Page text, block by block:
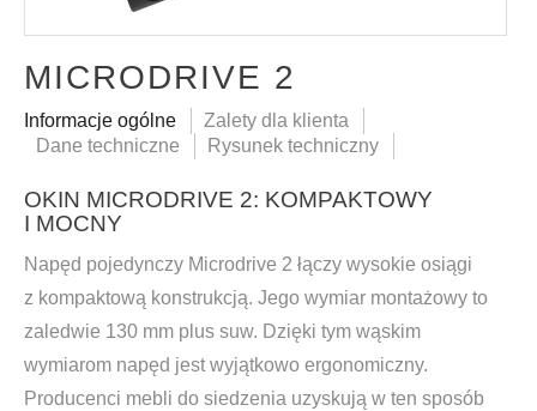
MICRODRIVE 2
Informacje ogólne
Zalety dla klienta
Dane techniczne
Rysunek techniczny
OKIN MICRODRIVE 2: KOMPAKTOWY
I MOCNY
Napęd pojedynczy Microdrive 2 łączy wysokie osiągi
z kompaktową konstrukcją. Jego wymiar montażowy to
zaledwie 130 mm plus suw. Dzięki tym wąskim
wymiarom napęd jest wyjątkowo ergonomiczny.
Producenci mebli do siedzenia uzyskują w ten sposób